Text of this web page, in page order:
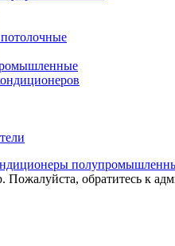
обратитесь к